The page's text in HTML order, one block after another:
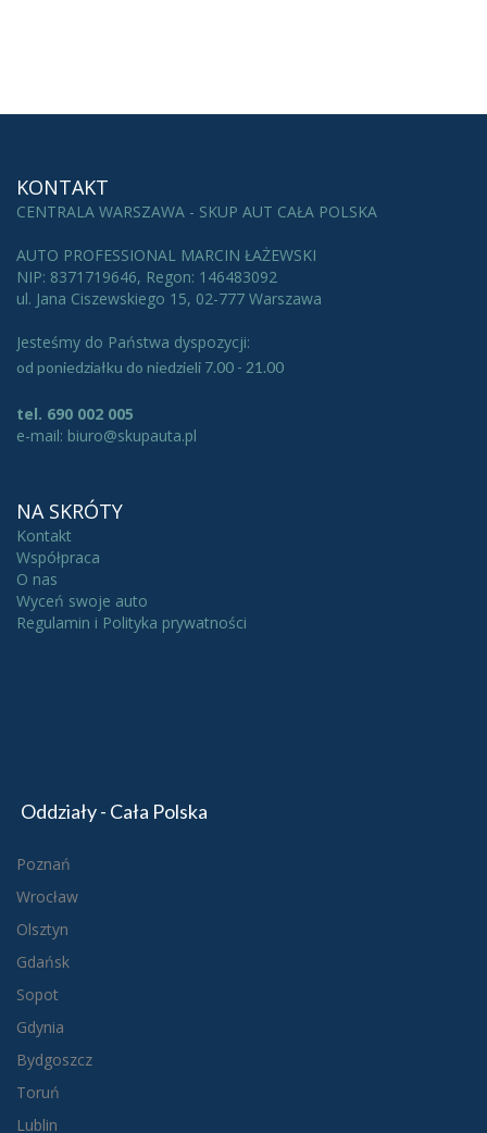
KONTAKT
CENTRALA WARSZAWA - SKUP AUT CAŁA POLSKA
AUTO PROFESSIONAL MARCIN ŁAŻEWSKI
NIP: 8371719646, Regon: 146483092
ul. Jana Ciszewskiego 15, 02-777 Warszawa
Jesteśmy do Państwa dyspozycji:
od poniedziałku do niedzieli 7.00 - 21.00
tel. 690 002 005
e-mail: biuro@skupauta.pl
NA SKRÓTY
Kontakt
Współpraca
O nas
Wyceń swoje auto
Regulamin i Polityka prywatności
Oddziały - Cała Polska
Poznań
Wrocław
Olsztyn
Gdańsk
Sopot
Gdynia
Bydgoszcz
Toruń
Lublin